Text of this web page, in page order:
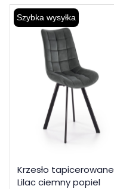
Szybka wysyłka
Krzesło tapicerowane
Lilac ciemny popiel